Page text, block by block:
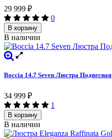
29 999 ₽
0
В корзину
В наличии
Boccia 14.7 Seven Люстра Подвесная
34 999 ₽
1
В корзину
В наличии